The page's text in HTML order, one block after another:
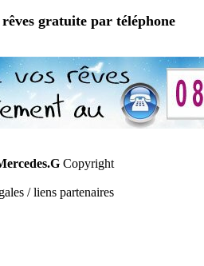
gratuite par téléphone
Copyright
/ liens partenaires